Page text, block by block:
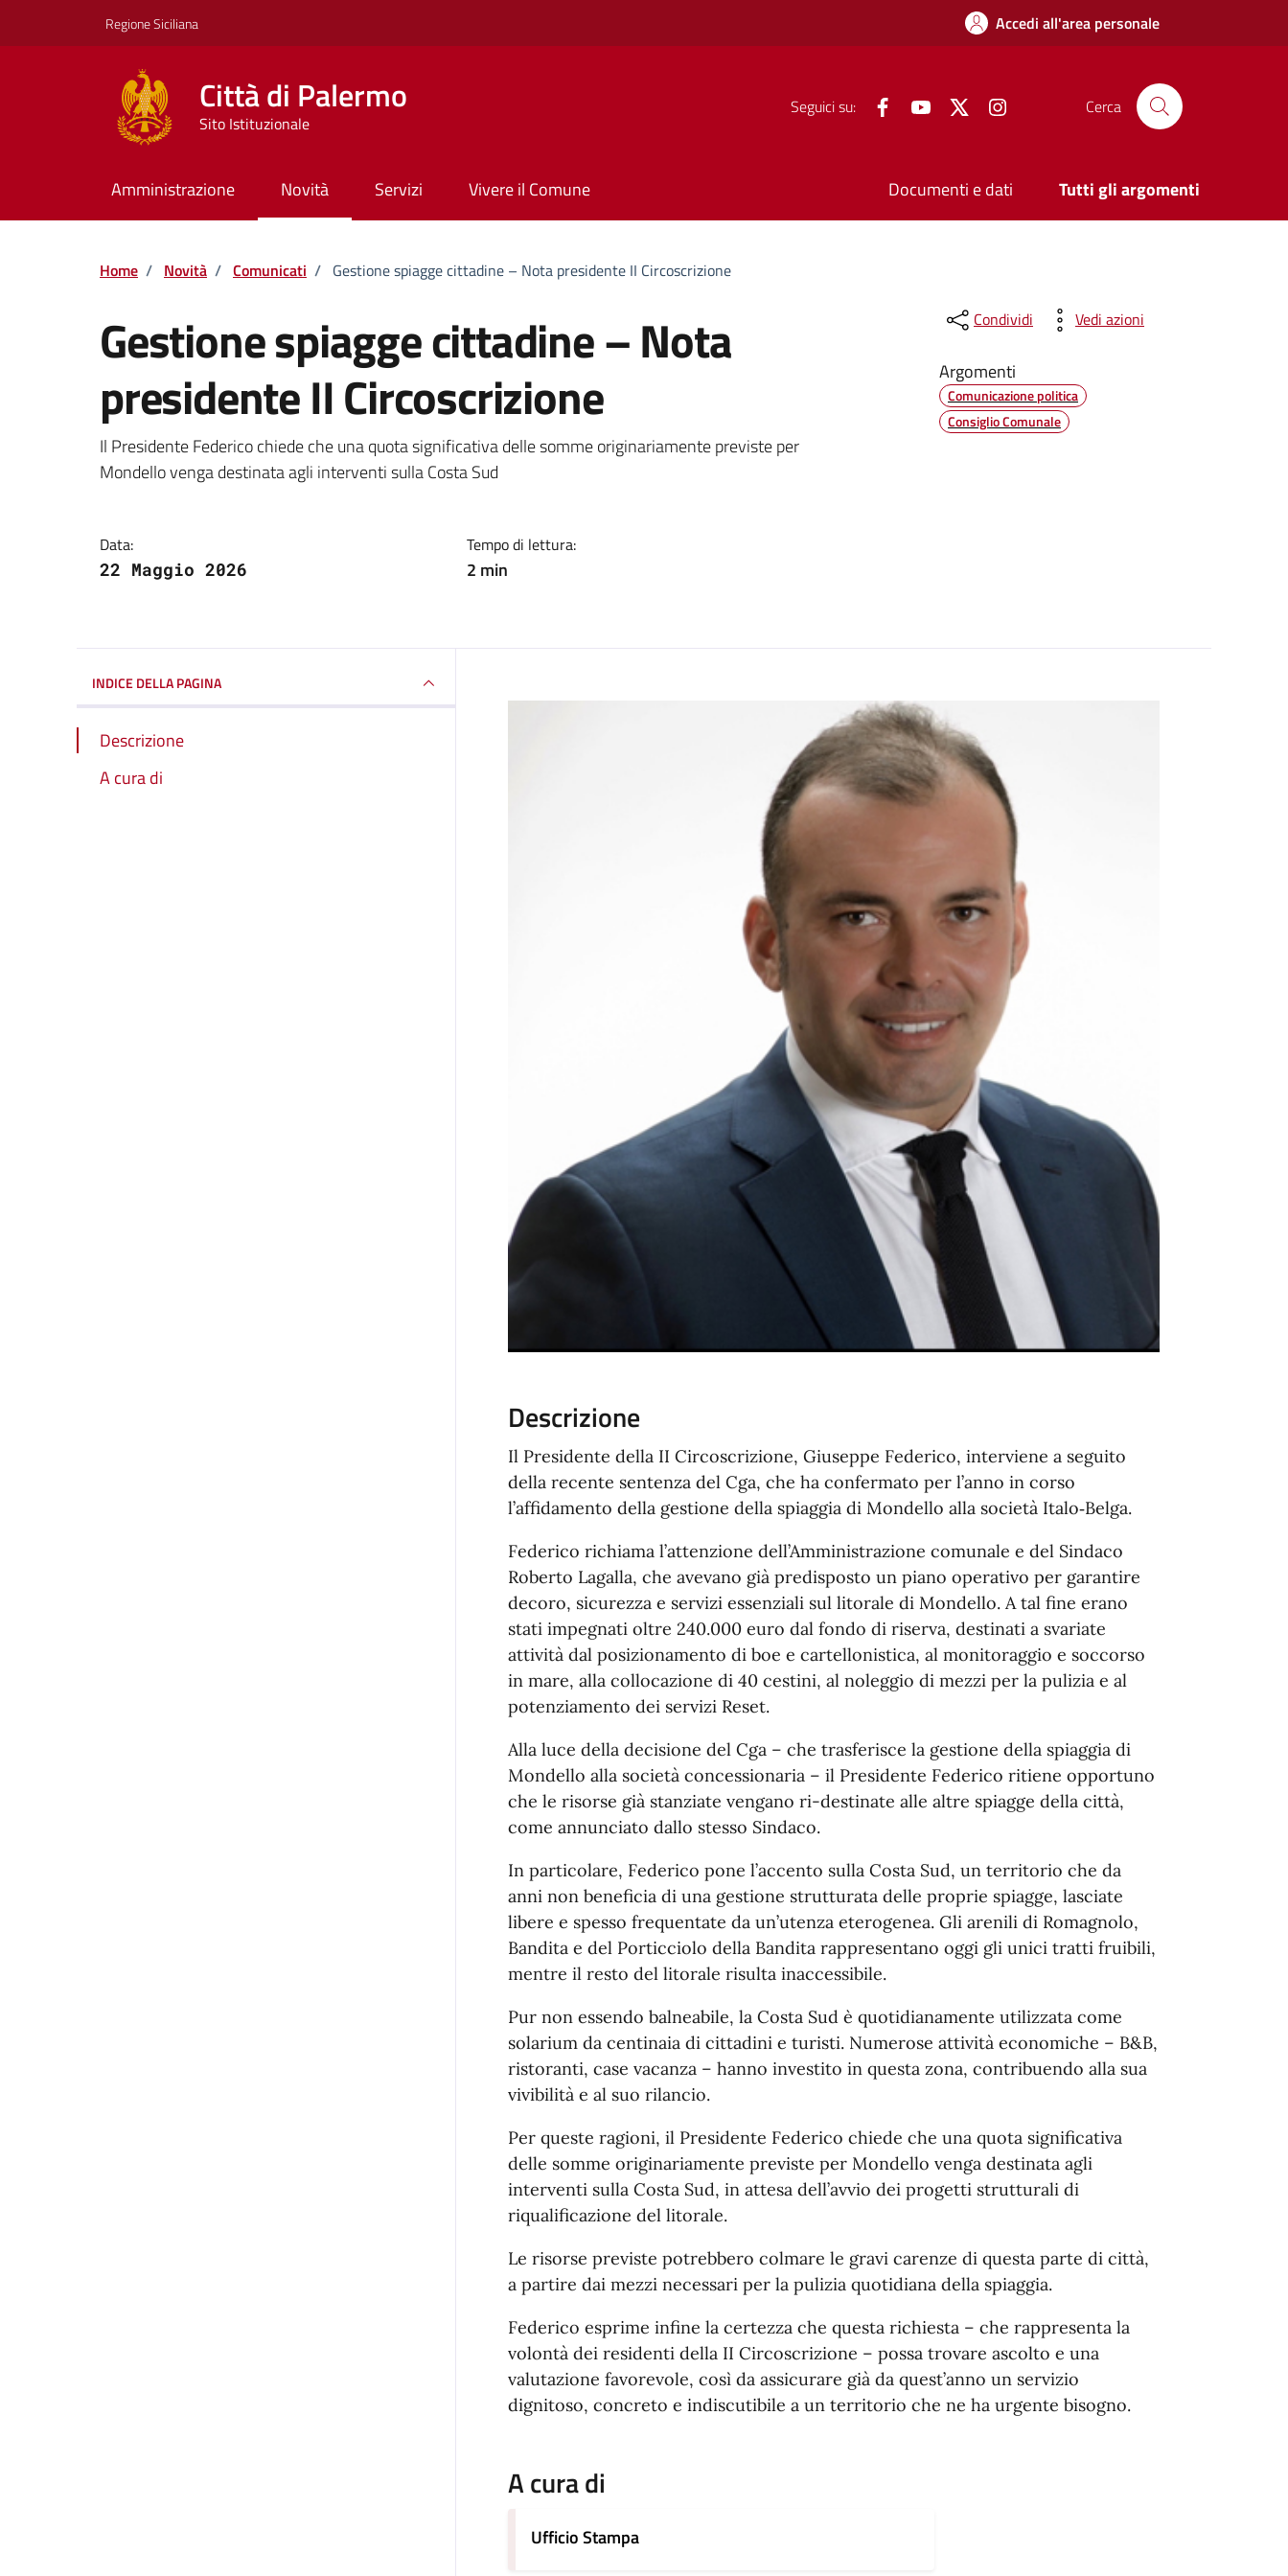
Regione Siciliana Accedi all'area personale
Città di Palermo
Sito Istituzionale
Seguici su: FacebookYouTube Twitter Cerca
Amministrazione Novità Servizi Vivere il Comune Documenti e dati Tutti gli argomenti
Home / Novità / Comunicati / Gestione spiagge cittadine – Nota presidente II Circoscrizione
Gestione spiagge cittadine – Nota
presidente II Circoscrizione
Dettagli della notizia
Il Presidente Federico chiede che una quota significativa delle somme originariamente previste per
Mondello venga destinata agli interventi sulla Costa Sud
Data:
22 Maggio 2026
Tempo di lettura:
2 min
Condividi Vedi azioni
Argomenti
Comunicazione politica
Consiglio Comunale
INDICE DELLA PAGINA
Descrizione
A cura di
Descrizione
Il Presidente della II Circoscrizione, Giuseppe Federico, interviene a seguito
della recente sentenza del Cga, che ha confermato per l’anno in corso
l’affidamento della gestione della spiaggia di Mondello alla società Italo‑Belga.
Federico richiama l’attenzione dell’Amministrazione comunale e del Sindaco
Roberto Lagalla, che avevano già predisposto un piano operativo per garantire
decoro, sicurezza e servizi essenziali sul litorale di Mondello. A tal fine erano
stati impegnati oltre 240.000 euro dal fondo di riserva, destinati a svariate
attività dal posizionamento di boe e cartellonistica, al monitoraggio e soccorso
in mare, alla collocazione di 40 cestini, al noleggio di mezzi per la pulizia e al
potenziamento dei servizi Reset.
Alla luce della decisione del Cga – che trasferisce la gestione della spiaggia di
Mondello alla società concessionaria – il Presidente Federico ritiene opportuno
che le risorse già stanziate vengano ri-destinate alle altre spiagge della città,
come annunciato dallo stesso Sindaco.
In particolare, Federico pone l’accento sulla Costa Sud, un territorio che da
anni non beneficia di una gestione strutturata delle proprie spiagge, lasciate
libere e spesso frequentate da un’utenza eterogenea. Gli arenili di Romagnolo,
Bandita e del Porticciolo della Bandita rappresentano oggi gli unici tratti fruibili,
mentre il resto del litorale risulta inaccessibile.
Pur non essendo balneabile, la Costa Sud è quotidianamente utilizzata come
solarium da centinaia di cittadini e turisti. Numerose attività economiche – B&B,
ristoranti, case vacanza – hanno investito in questa zona, contribuendo alla sua
vivibilità e al suo rilancio.
Per queste ragioni, il Presidente Federico chiede che una quota significativa
delle somme originariamente previste per Mondello venga destinata agli
interventi sulla Costa Sud, in attesa dell’avvio dei progetti strutturali di
riqualificazione del litorale.
Le risorse previste potrebbero colmare le gravi carenze di questa parte di città,
a partire dai mezzi necessari per la pulizia quotidiana della spiaggia.
Federico esprime infine la certezza che questa richiesta – che rappresenta la
volontà dei residenti della II Circoscrizione – possa trovare ascolto e una
valutazione favorevole, così da assicurare già da quest’anno un servizio
dignitoso, concreto e indiscutibile a un territorio che ne ha urgente bisogno.
A cura di
Ufficio Stampa